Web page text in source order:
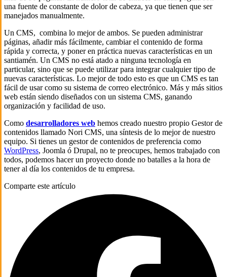
una fuente de constante de dolor de cabeza, ya que tienen que ser
manejados manualmente.
Un CMS, combina lo mejor de ambos. Se pueden administrar
páginas, añadir más fácilmente, cambiar el contenido de forma
rápida y correcta, y poner en práctica nuevas características en un
santiamén. Un CMS no está atado a ninguna tecnología en
particular, sino que se puede utilizar para integrar cualquier tipo de
nuevas características. Lo mejor de todo esto es que un CMS es tan
fácil de usar como su sistema de correo electrónico. Más y más sitios
web están siendo diseñados con un sistema CMS, ganando
organización y facilidad de uso.
Como desarrolladores web hemos creado nuestro propio Gestor de
contenidos llamado Nori CMS, una síntesis de lo mejor de nuestro
equipo. Si tienes un gestor de contenidos de preferencia como
WordPress, Joomla ó Drupal, no te preocupes, hemos trabajado con
todos, podemos hacer un proyecto donde no batalles a la hora de
tener al día los contenidos de tu empresa.
Comparte este artículo